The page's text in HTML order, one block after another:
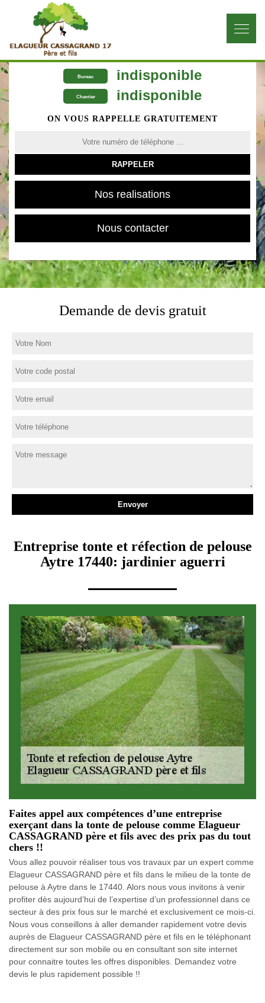
Bureau indisponible
Chantier indisponible
ON VOUS RAPPELLE GRATUITEMENT
Nos realisations
Nous contacter
Demande de devis gratuit
Entreprise tonte et réfection de pelouse
Aytre 17440: jardinier aguerri
Faites appel aux compétences d’une entreprise
exerçant dans la tonte de pelouse comme Elagueur
CASSAGRAND père et fils avec des prix pas du tout
chers !!
Vous allez pouvoir réaliser tous vos travaux par un expert comme
Elagueur CASSAGRAND père et fils dans le milieu de la tonte de
pelouse à Aytre dans le 17440. Alors nous vous invitons à venir
profiter dès aujourd’hui de l’expertise d’un professionnel dans ce
secteur à des prix fous sur le marché et exclusivement ce mois-ci.
Nous vous conseillons à aller demander rapidement votre devis
auprès de Elagueur CASSAGRAND père et fils en le téléphonant
directement sur son mobile ou en consultant son site internet
pour connaitre toutes les offres disponibles. Demandez votre
devis le plus rapidement possible !!